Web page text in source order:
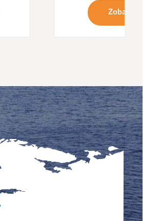
Zainstalowanie rozwiązania
zasilającego wodą o
Zobacz więcej